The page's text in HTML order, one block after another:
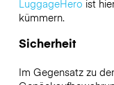
LuggageHero ist
kümmern.
Sicherheit
Im Gegensatz zu